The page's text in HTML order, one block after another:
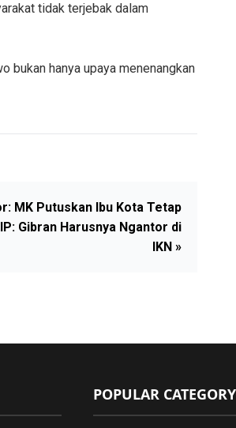
tidak terjebak dalam
bukan hanya upaya menenangkan
MK Putuskan Ibu Kota Tetap
Gibran Harusnya Ngantor di
IKN »
POPULAR CATEGORY